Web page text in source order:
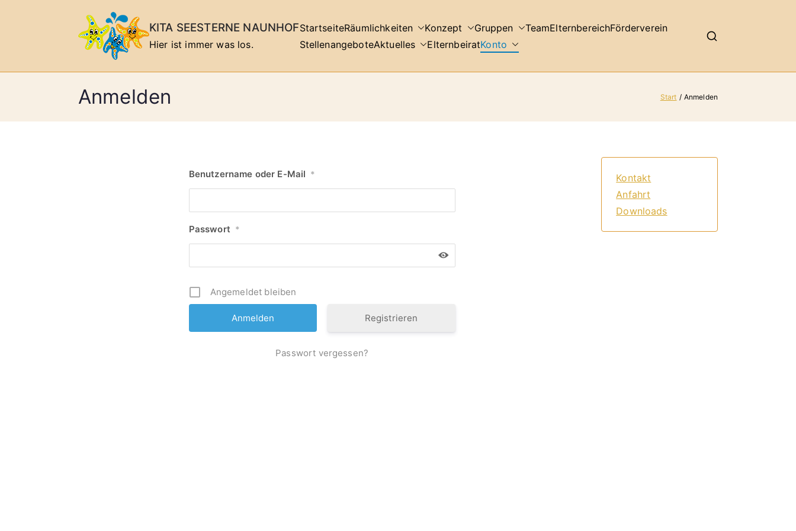
KITA SEESTERNE NAUNHOF
Hier ist immer was los.
StartseiteRäumlichkeiten Konzept Gruppen TeamElternbereichFörderverein
StellenangeboteAktuelles ElternbeiratKonto
Anmelden Start Anmelden
Benutzername oder E-Mail *
Passwort *
Angemeldet bleiben
Registrieren
Passwort vergessen?
Kontakt
Anfahrt
Downloads